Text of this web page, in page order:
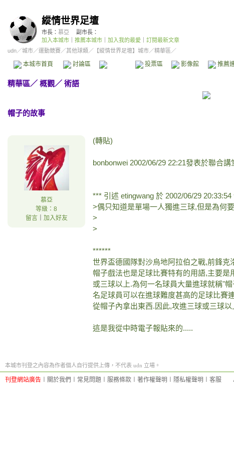
縱情世界足壇
市長： 慕亞
副市長：
加入本城市
推薦本城市 加入我的最愛
訂閱最新文章
udn／城市／運動競賽／其他球類 ／ 【縱情世界足壇】城市／精華區／
本城市首頁 討論區 精華區 投票區 影像館 推薦
精華區／ 概觀／ 術語
帽子的故事
慕亞
等級：8
留言｜ 加入好友
(轉貼)
bonbonwei 2002/06/29 22:21發表於聯合
*** 引述 etingwang 於 2002/06/29
>偶只知道是單場一人獨進三球,但是為何
>
>
******
世界盃德國隊對沙烏地阿拉伯之戰,前鋒
帽子戲法也是足球比賽特有的用語,主要
或三球以上.為何一名球員大量進球就稱"
名足球員可以在進球難度甚高的足球比賽
從帽子內拿出東西.因此,攻進三球或三球
這是我從中時電子報貼來的.....
本城市刊登之內容為作者個人自行提供上傳，不代表 udn 立場。
刊登網站廣告 關於我們 常見問題 服務條款 著作權聲明 隱私權聲明 客服